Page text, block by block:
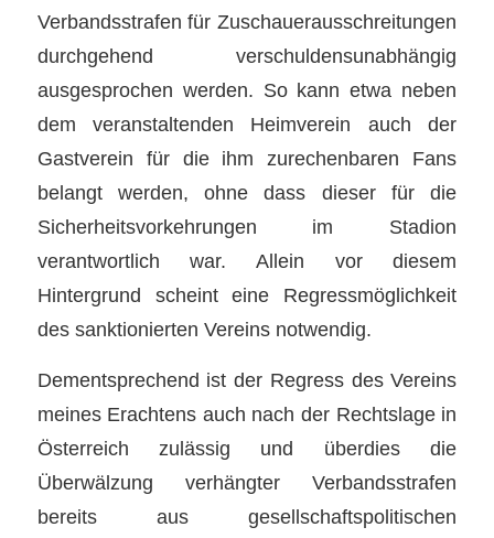
Verbandsstrafen für Zuschauerausschreitungen
durchgehend verschuldensunabhängig
ausgesprochen werden. So kann etwa neben
dem veranstaltenden Heimverein auch der
Gastverein für die ihm zurechenbaren Fans
belangt werden, ohne dass dieser für die
Sicherheitsvorkehrungen im Stadion
verantwortlich war. Allein vor diesem
Hintergrund scheint eine Regressmöglichkeit
des sanktionierten Vereins notwendig.
Dementsprechend ist der Regress des Vereins
meines Erachtens auch nach der Rechtslage in
Österreich zulässig und überdies die
Überwälzung verhängter Verbandsstrafen
bereits aus gesellschaftspolitischen